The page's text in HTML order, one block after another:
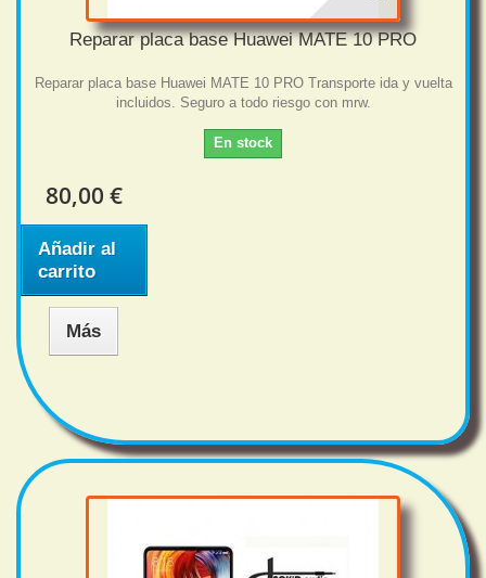
Reparar placa base Huawei MATE 10 PRO
Reparar placa base Huawei MATE 10 PRO Transporte ida y vuelta
incluidos. Seguro a todo riesgo con mrw.
En stock
80,00 €
Añadir al
carrito
Más